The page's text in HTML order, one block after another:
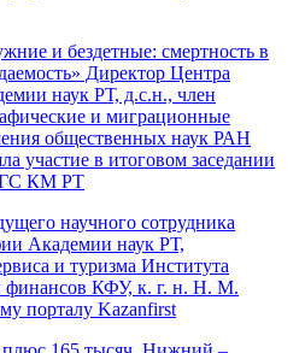
и бездетные: смертность в
Директор Центра
наук РТ, д.с.н., член
и миграционные
общественных наук РАН
участие в итоговом заседании
КМ РТ
научного сотрудника
Академии наук РТ,
и туризма Института
финансов КФУ, к. г. н. Н. М.
порталу Kazanfirst